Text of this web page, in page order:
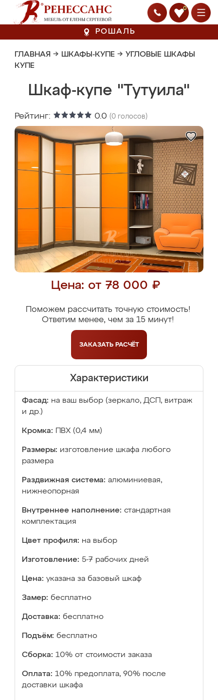
0
РОШАЛЬ
ГЛАВНАЯ → ШКАФЫ-КУПЕ → УГЛОВЫЕ ШКАФЫ
КУПЕ
Шкаф-купе "Тутуила"
Рейтинг: 0.0 (0 голосов)
Цена: от 78 000 ₽
Поможем рассчитать точную стоимость!
Ответим менее, чем за 15 минут!
ЗАКАЗАТЬ РАСЧЁТ
Характеристики
Фасад: на ваш выбор (зеркало, ДСП, витраж
и др.)
Кромка: ПВХ (0,4 мм)
Размеры: изготовление шкафа любого
размера
Раздвижная система: алюминиевая,
нижнеопорная
Внутреннее наполнение: стандартная
комплектация
Цвет профиля: на выбор
Изготовление: 5-7 рабочих дней
Цена: указана за базовый шкаф
Замер: бесплатно
Доставка: бесплатно
Подъём: бесплатно
Сборка: 10% от стоимости заказа
Оплата: 10% предоплата, 90% после
доставки шкафа